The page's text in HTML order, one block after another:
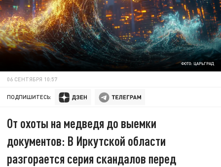
ФОТО: ЦАРЬГРАД
06 СЕНТЯБРЯ 10:57
ПОДПИШИТЕСЬ:
От охоты на медведя до выемки
документов: В Иркутской области
разгорается серия скандалов перед